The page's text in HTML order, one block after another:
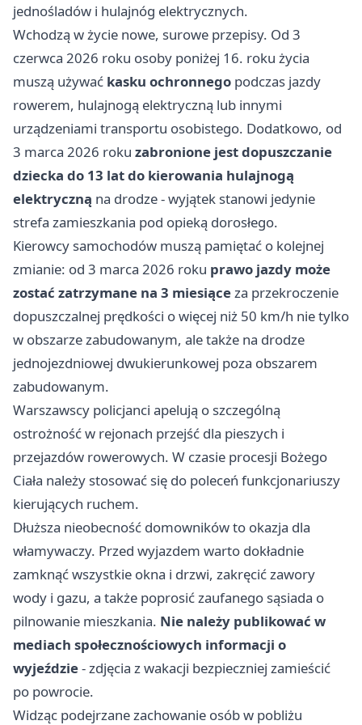
jednośladów i hulajnóg elektrycznych.
Wchodzą w życie nowe, surowe przepisy. Od 3
czerwca 2026 roku osoby poniżej 16. roku życia
muszą używać kasku ochronnego podczas jazdy
rowerem, hulajnogą elektryczną lub innymi
urządzeniami transportu osobistego. Dodatkowo, od
3 marca 2026 roku zabronione jest dopuszczanie
dziecka do 13 lat do kierowania hulajnogą
elektryczną na drodze - wyjątek stanowi jedynie
strefa zamieszkania pod opieką dorosłego.
Kierowcy samochodów muszą pamiętać o kolejnej
zmianie: od 3 marca 2026 roku prawo jazdy może
zostać zatrzymane na 3 miesiąceza przekroczenie
dopuszczalnej prędkości o więcej niż 50 km/h nie tylko
w obszarze zabudowanym, ale także na drodze
jednojezdniowej dwukierunkowej poza obszarem
zabudowanym.
Warszawscy policjanci apelują o szczególną
ostrożność w rejonach przejść dla pieszych i
przejazdów rowerowych. W czasie procesji Bożego
Ciała należy stosować się do poleceń funkcjonariuszy
kierujących ruchem.
Dłuższa nieobecność domowników to okazja dla
włamywaczy. Przed wyjazdem warto dokładnie
zamknąć wszystkie okna i drzwi, zakręcić zawory
wody i gazu, a także poprosić zaufanego sąsiada o
pilnowanie mieszkania. Nie należy publikować w
mediach społecznościowych informacji o
wyjeździe- zdjęcia z wakacji bezpieczniej zamieścić
po powrocie.
Widząc podejrzane zachowanie osób w pobliżu